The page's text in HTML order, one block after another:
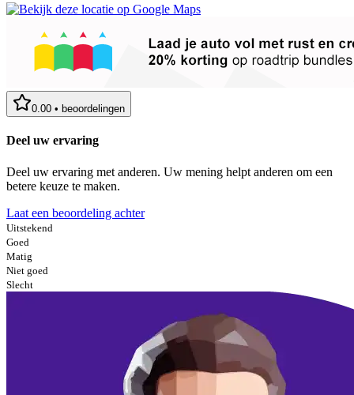
0.00 • beoordelingen
Deel uw ervaring
Deel uw ervaring met anderen. Uw mening helpt anderen om een
betere keuze te maken.
Laat een beoordeling achter
Uitstekend
Goed
Matig
Niet goed
Slecht